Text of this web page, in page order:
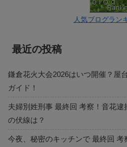
人気ブログラン
最近の投稿
鎌倉花火大会2026はいつ開催？屋
ガイド！
夫婦別姓刑事 最終回 考察！音花
の伏線は？
今夜、秘密のキッチンで 最終回